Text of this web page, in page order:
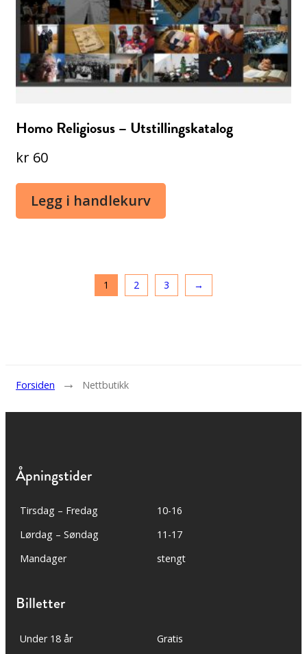
Homo Religiosus – Utstillingskatalog
kr 60
Legg i handlekurv
1 2 3 →
Forsiden → Nettbutikk
Åpningstider
Tirsdag – Fredag
10-16
Lørdag – Søndag
11-17
Mandager
stengt
Billetter
Under 18 år
Gratis